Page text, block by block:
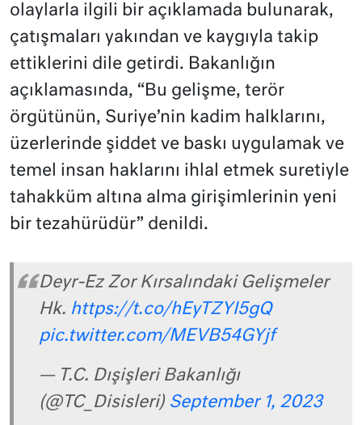
olaylarla ilgili bir açıklamada bulunarak,
çatışmaları yakından ve kaygıyla takip
ettiklerini dile getirdi. Bakanlığın
açıklamasında, “Bu gelişme, terör
örgütünün, Suriye’nin kadim halklarını,
üzerlerinde şiddet ve baskı uygulamak ve
temel insan haklarını ihlal etmek suretiyle
tahakküm altına alma girişimlerinin yeni
bir tezahürüdür” denildi.
Deyr-Ez Zor Kırsalındaki Gelişmeler
Hk. https://t.co/hEyTZYI5gQ
pic.twitter.com/MEVB54GYjf
— T.C. Dışişleri Bakanlığı
(@TC_Disisleri) September 1, 2023